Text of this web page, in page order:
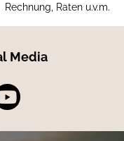
Rechnung, Raten u.v.m.
Media